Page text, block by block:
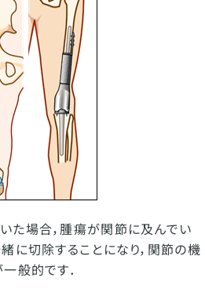
た場合，腫瘍が関節に及んでい
に切除することになり，関節の機
般的です．